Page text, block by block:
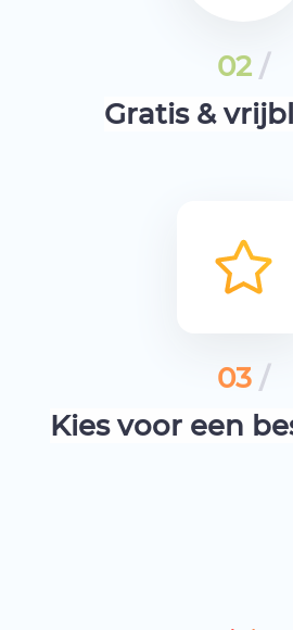
02 /
Gratis &
03 /
Kies voor een